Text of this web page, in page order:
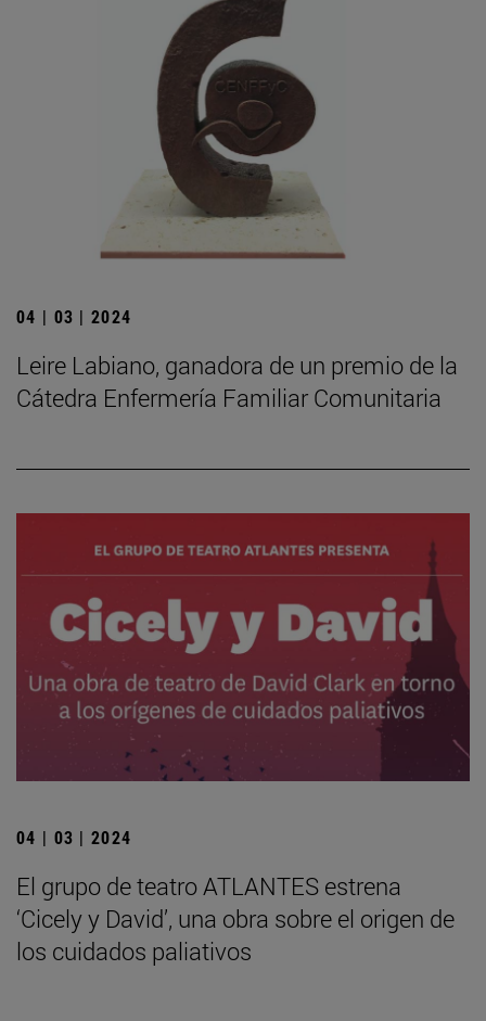
04 | 03 | 2024
Leire Labiano, ganadora de un premio de la
Cátedra Enfermería Familiar Comunitaria
04 | 03 | 2024
El grupo de teatro ATLANTES estrena
‘Cicely y David’, una obra sobre el origen de
los cuidados paliativos